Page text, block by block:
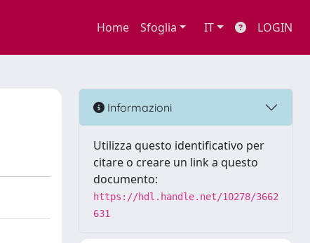
Home Sfoglia IT LOGIN
Informazioni
Utilizza questo identificativo per
citare o creare un link a questo
documento:
https://hdl.handle.net/10278/3662
631